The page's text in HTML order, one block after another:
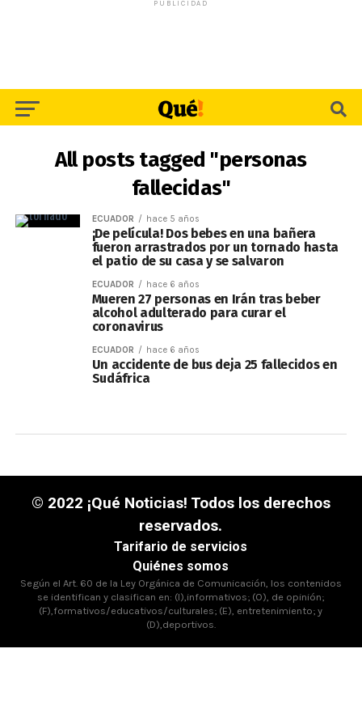
PUBLICIDAD
All posts tagged "personas
fallecidas"
ECUADOR hace 5 años
¡De película! Dos bebes en una bañera
fueron arrastrados por un tornado hasta
el patio de su casa y se salvaron
ECUADOR hace 6 años
Mueren 27 personas en Irán tras beber
alcohol adulterado para curar el
coronavirus
ECUADOR hace 6 años
Un accidente de bus deja 25 fallecidos en
Sudáfrica
© 2022 ¡Qué Noticias! Todos los derechos
reservados.
Tarifario de servicios
Quiénes somos
Según el Art. 60 de la Ley Orgánica de Comunicación, los contenidos
se identifican y clasifican en: (I),informativos; (O), de opinión;
(F),formativos/educativos/culturales; (E), entretenimiento; y
(D),deportivos.